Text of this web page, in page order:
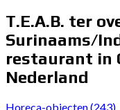
T.E.A.B. ter
Surinaams/
restaurant in
Nederland
Horeca-objecten(243)